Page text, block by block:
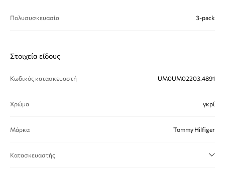
Πολυσυσκευασία 3-pack
Στοιχεία είδους
Κωδικός κατασκευαστή UM0UM02203.4891
Χρώμα γκρί
Μάρκα Tommy Hilfiger
Κατασκευαστής